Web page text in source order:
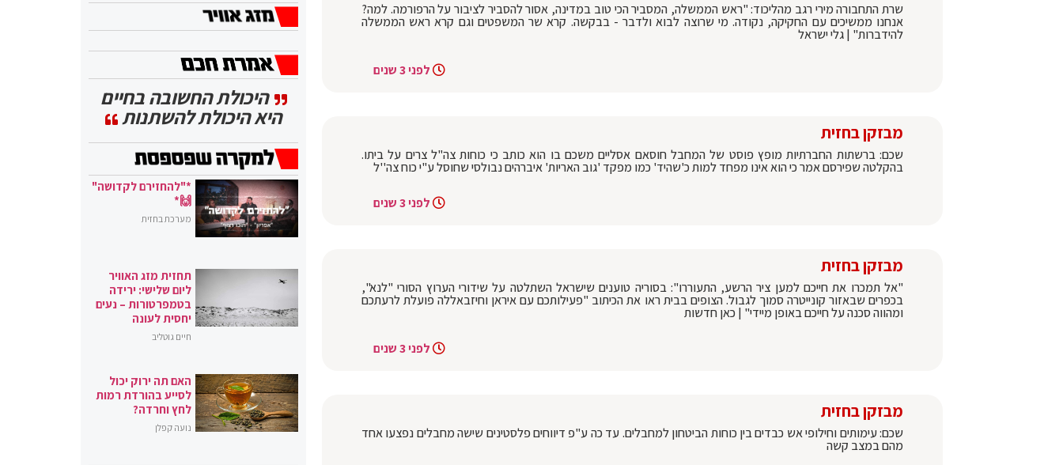
שרת התחבורה מירי רגב מהליכוד: "ראש הממשלה, המסביר הכי טוב במדינה, אסור להסביר לציבור על הרפורמה. למה?
אנחנו ממשיכים עם החקיקה, נקודה. מי שרוצה לבוא ולדבר - בבקשה. קרא שר המשפטים וגם קרא ראש הממשלה
להידברות" | גלי ישראל
לפני 3 שנים
מבזקן בחזית
שכם: ברשתות החברתיות מופץ פוסט של המחבל חוסאם אסליים משכם בו הוא כותב כי כוחות צה"ל צרים על ביתו.
בהקלטה שפירסם אמר כי הוא אינו מפחד למות כ'שהיד' כמו מפקד 'גוב האריות' איברהים נבולסי שחוסל ע"י כוח צה''ל
לפני 3 שנים
מבזקן בחזית
"אל תמכרו את חייכם למען ציר הרשע, התעוררו": בסוריה טוענים שישראל השתלטה על שידורי הערוץ הסורי "לנא",
בכפרים שבאזור קונייטרה סמוך לגבול. הצופים בבית ראו את הכיתוב "פעילותכם עם איראן וחיזבאללה פועלת לרעתכם
ומהווה סכנה על חייכם באופן מיידי" | כאן חדשות
לפני 3 שנים
מבזקן בחזית
שכם: עימותים וחילופי אש כבדים בין כוחות הביטחון למחבלים. עד כה ע"פ דיווחים פלסטינים שישה מחבלים נפצעו אחד
מהם במצב קשה
היכולת החשובה בחיים
היא היכולת להשתנות
*"להחזירם לקדושה"
🙌*
מערכת בחזית
תחזית מזג האוויר
ליום שלישי: ירידה
בטמפרטורות – נעים
יחסית לעונה
חיים גוטליב
האם תה ירוק יכול
לסייע בהורדת רמות
לחץ וחרדה?
נועה קפלן